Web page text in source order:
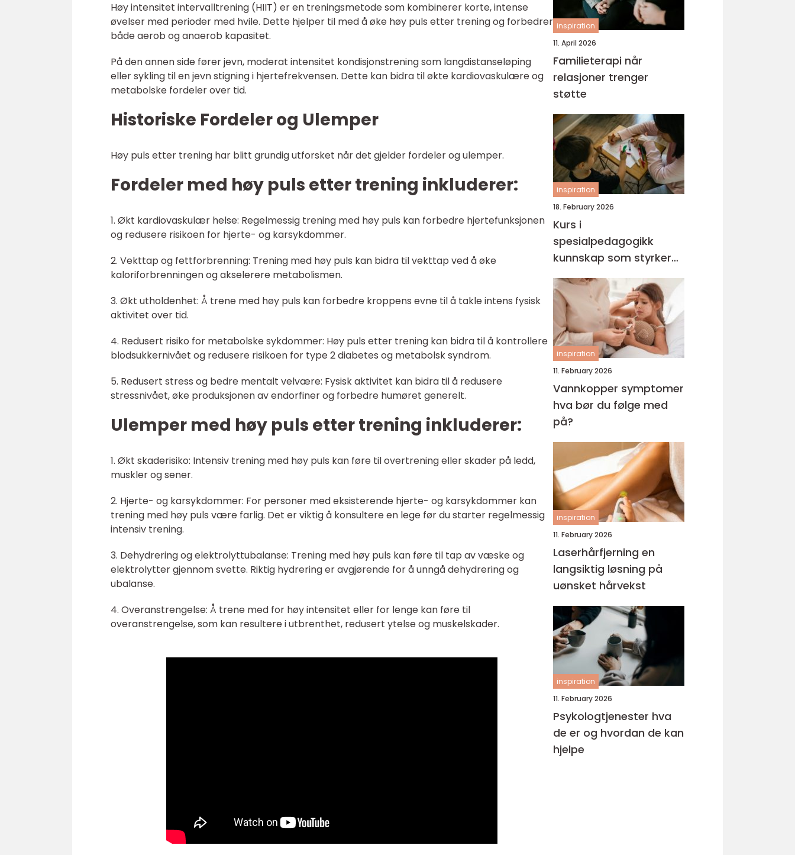
Høy intensitet intervalltrening (HIIT) er en treningsmetode som kombinerer korte, intense
øvelser med perioder med hvile. Dette hjelper til med å øke høy puls etter trening og forbedrer
både aerob og anaerob kapasitet.
På den annen side fører jevn, moderat intensitet kondisjonstrening som langdistanseløping
eller sykling til en jevn stigning i hjertefrekvensen. Dette kan bidra til økte kardiovaskulære og
metabolske fordeler over tid.
Historiske Fordeler og Ulemper
Høy puls etter trening har blitt grundig utforsket når det gjelder fordeler og ulemper.
Fordeler med høy puls etter trening inkluderer:
1. Økt kardiovaskulær helse: Regelmessig trening med høy puls kan forbedre hjertefunksjonen
og redusere risikoen for hjerte- og karsykdommer.
2. Vekttap og fettforbrenning: Trening med høy puls kan bidra til vekttap ved å øke
kaloriforbrenningen og akselerere metabolismen.
3. Økt utholdenhet: Å trene med høy puls kan forbedre kroppens evne til å takle intens fysisk
aktivitet over tid.
4. Redusert risiko for metabolske sykdommer: Høy puls etter trening kan bidra til å kontrollere
blodsukkernivået og redusere risikoen for type 2 diabetes og metabolsk syndrom.
5. Redusert stress og bedre mentalt velvære: Fysisk aktivitet kan bidra til å redusere
stressnivået, øke produksjonen av endorfiner og forbedre humøret generelt.
Ulemper med høy puls etter trening inkluderer:
1. Økt skaderisiko: Intensiv trening med høy puls kan føre til overtrening eller skader på ledd,
muskler og sener.
2. Hjerte- og karsykdommer: For personer med eksisterende hjerte- og karsykdommer kan
trening med høy puls være farlig. Det er viktig å konsultere en lege før du starter regelmessig
intensiv trening.
3. Dehydrering og elektrolyttubalanse: Trening med høy puls kan føre til tap av væske og
elektrolytter gjennom svette. Riktig hydrering er avgjørende for å unngå dehydrering og
ubalanse.
4. Overanstrengelse: Å trene med for høy intensitet eller for lenge kan føre til
overanstrengelse, som kan resultere i utbrenthet, redusert ytelse og muskelskader.
inspiration
11. April 2026
Familieterapi når
relasjoner trenger
støtte
inspiration
18. February 2026
Kurs i
spesialpedagogikk
kunnskap som styrker
hverdagen med barn og
unge
inspiration
11. February 2026
Vannkopper symptomer
hva bør du følge med
på?
inspiration
11. February 2026
Laserhårfjerning en
langsiktig løsning på
uønsket hårvekst
inspiration
11. February 2026
Psykologtjenester hva
de er og hvordan de kan
hjelpe